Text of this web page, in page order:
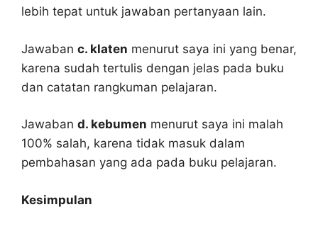
lebih tepat untuk jawaban pertanyaan lain.
Jawaban c. klaten menurut saya ini yang benar,
karena sudah tertulis dengan jelas pada buku
dan catatan rangkuman pelajaran.
Jawaban d. kebumen menurut saya ini malah
100% salah, karena tidak masuk dalam
pembahasan yang ada pada buku pelajaran.
Kesimpulan